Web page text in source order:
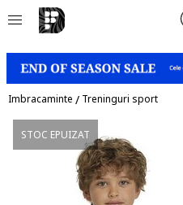
Imbracaminte / Treninguri sport
STOC EPUIZAT